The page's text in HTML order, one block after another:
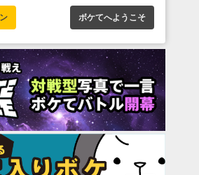
ボケてへようこそ